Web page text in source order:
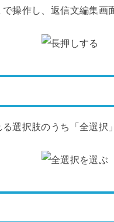
操作し、返信文編集画
選択肢のうち「全選択